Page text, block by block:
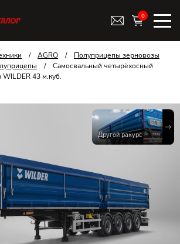
0
/ AGRO /
Полуприцепы зерновозы
/
Самосвальный четырёхосный
43 м.куб.
Другой ракурс